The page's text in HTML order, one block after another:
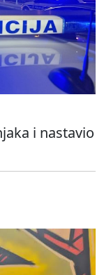
i nastavio